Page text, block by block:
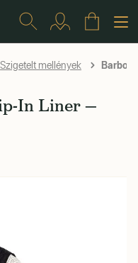
Szigetelt mellények
In Liner —